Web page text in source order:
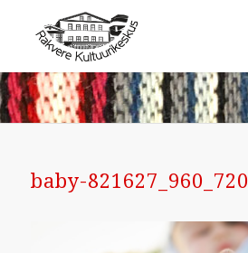
baby-821627_960_720